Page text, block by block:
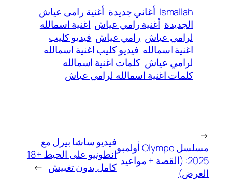
Ismallah أغاني جديدة أغنية رامى عياش
الجديدة أغنية رامي عياش اغنية اسمالله
لرامي عياش رامي عياش فيديو كليب
اغنية اسمالله فيديو كليب اغنية اسمالله
لرامي عياش كلمات اغنية اسمالله
كلمات اغنية اسمالله لرامي عياش
←
مسلسل Olympo أولمبو
2025: (القصة + مواعيد
العرض)
فيديو ساشا بيرل مع
انطونيو على الحيط +18
كامل بدون تغبيش →